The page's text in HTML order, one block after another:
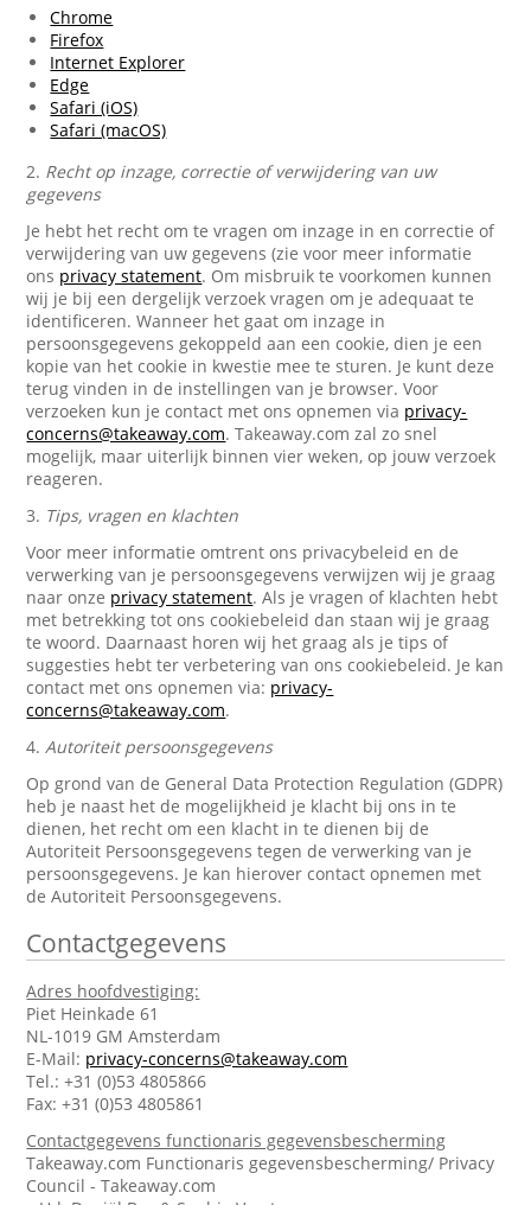
Chrome
Firefox
Internet Explorer
Edge
Safari (iOS)
Safari (macOS)
2. Recht op inzage, correctie of verwijdering van uw
gegevens
Je hebt het recht om te vragen om inzage in en correctie of
verwijdering van uw gegevens (zie voor meer informatie
ons privacy statement. Om misbruik te voorkomen kunnen
wij je bij een dergelijk verzoek vragen om je adequaat te
identificeren. Wanneer het gaat om inzage in
persoonsgegevens gekoppeld aan een cookie, dien je een
kopie van het cookie in kwestie mee te sturen. Je kunt deze
terug vinden in de instellingen van je browser. Voor
verzoeken kun je contact met ons opnemen via privacy-
concerns@takeaway.com. Takeaway.com zal zo snel
mogelijk, maar uiterlijk binnen vier weken, op jouw verzoek
reageren.
3. Tips, vragen en klachten
Voor meer informatie omtrent ons privacybeleid en de
verwerking van je persoonsgegevens verwijzen wij je graag
naar onze privacy statement. Als je vragen of klachten hebt
met betrekking tot ons cookiebeleid dan staan wij je graag
te woord. Daarnaast horen wij het graag als je tips of
suggesties hebt ter verbetering van ons cookiebeleid. Je kan
contact met ons opnemen via: privacy-
concerns@takeaway.com.
4.Autoriteit persoonsgegevens
Op grond van de General Data Protection Regulation (GDPR)
heb je naast het de mogelijkheid je klacht bij ons in te
dienen, het recht om een klacht in te dienen bij de
Autoriteit Persoonsgegevens tegen de verwerking van je
persoonsgegevens. Je kan hierover contact opnemen met
de Autoriteit Persoonsgegevens.
Contactgegevens
Adres hoofdvestiging:
Piet Heinkade 61
NL-1019 GM Amsterdam
E-Mail: privacy-concerns@takeaway.com
Tel.: +31 (0)53 4805866
Fax: +31 (0)53 4805861
Contactgegevens functionaris gegevensbescherming
Takeaway.com Functionaris gegevensbescherming/ Privacy
Council - Takeaway.com